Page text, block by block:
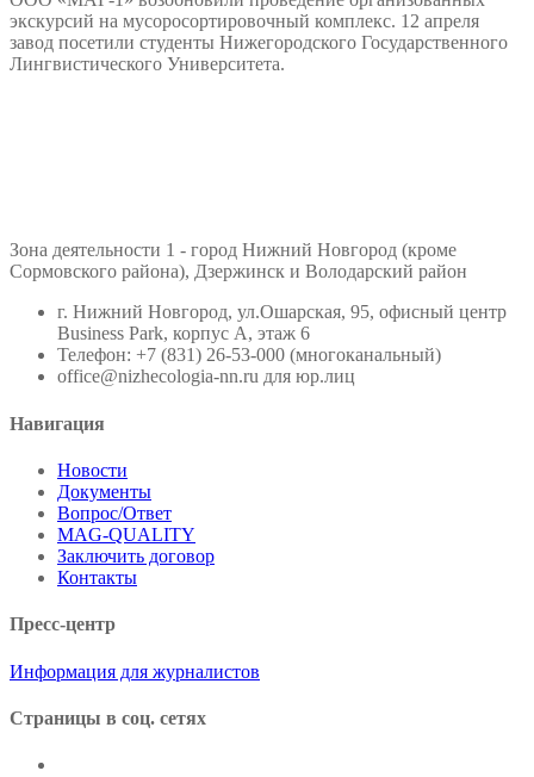
экскурсий на мусоросортировочный комплекс. 12 апреля
завод посетили студенты Нижегородского Государственного
Лингвистического Университета.
Зона деятельности 1 - город Нижний Новгород (кроме
Сормовского района), Дзержинск и Володарский район
г. Нижний Новгород, ул.Ошарская, 95, офисный центр
Business Park, корпус А, этаж 6
Телефон: +7 (831) 26-53-000 (многоканальный)
office@nizhecologia-nn.ru для юр.лиц
Навигация
Новости
Документы
Вопрос/Ответ
MAG-QUALITY
Заключить договор
Контакты
Пресс-центр
Информация для журналистов
Cтраницы в соц. сетях